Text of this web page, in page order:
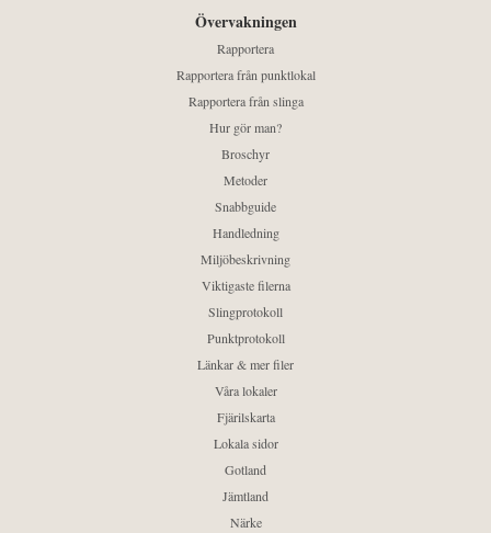
Övervakningen
Rapportera
Rapportera från punktlokal
Rapportera från slinga
Hur gör man?
Broschyr
Metoder
Snabbguide
Handledning
Miljöbeskrivning
Viktigaste filerna
Slingprotokoll
Punktprotokoll
Länkar & mer filer
Våra lokaler
Fjärilskarta
Lokala sidor
Gotland
Jämtland
Närke